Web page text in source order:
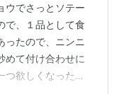
ウでさっとソテー
で、１品として食
ったので、ニンニ
めて付け合わせに
つ欲しくなった味